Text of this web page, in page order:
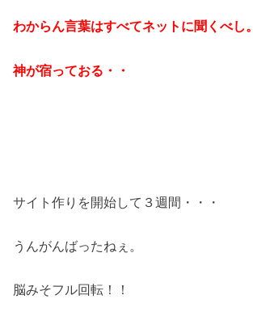
わからん言葉はすべてネットに聞くべし。
神が宿っておる・・
サイト作りを開始して３週間・・・
うんがんばったねぇ。
脳みそフル回転！！